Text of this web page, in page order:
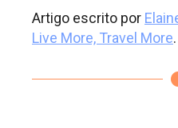
Artigo escrito por
Live More, Travel More.